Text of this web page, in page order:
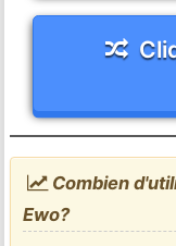
Combien
Ewo?